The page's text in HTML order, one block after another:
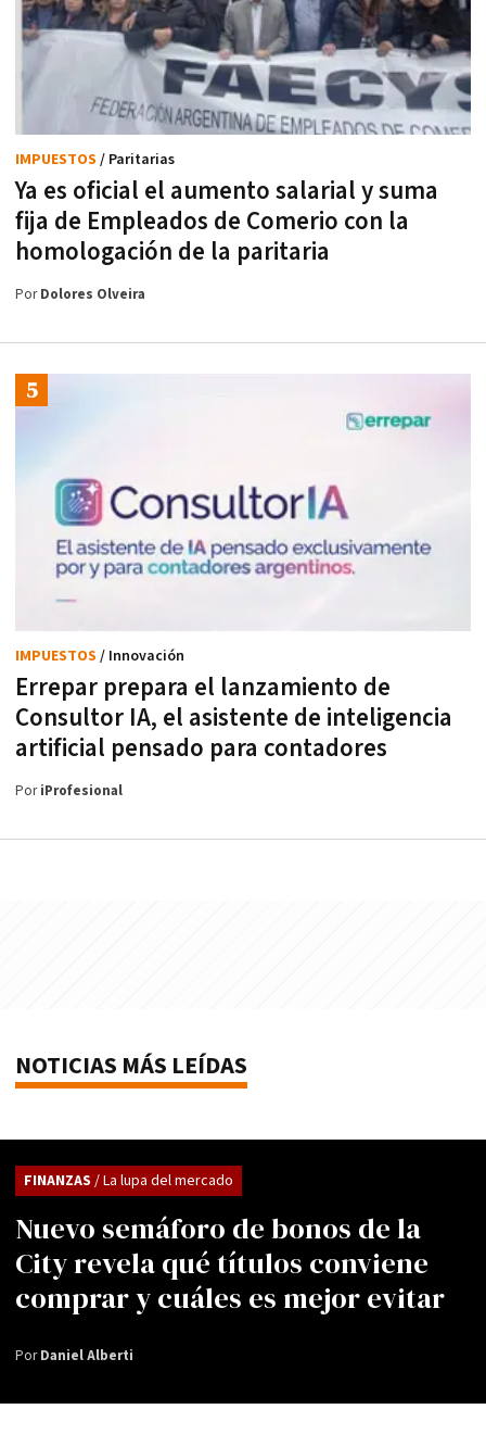
Ya es oficial el aumento salarial y suma
fija de Empleados de Comerio con la
homologación de la paritaria
IMPUESTOS / Paritarias
PorDolores Olveira
Errepar prepara el lanzamiento de
Consultor IA, el asistente de inteligencia
artificial pensado para contadores
IMPUESTOS / Innovación
PoriProfesional
NOTICIAS MÁS LEÍDAS
Nuevo semáforo de bonos de la
City revela qué títulos conviene
comprar y cuáles es mejor evitar
FINANZAS / La lupa del mercado
PorDaniel Alberti